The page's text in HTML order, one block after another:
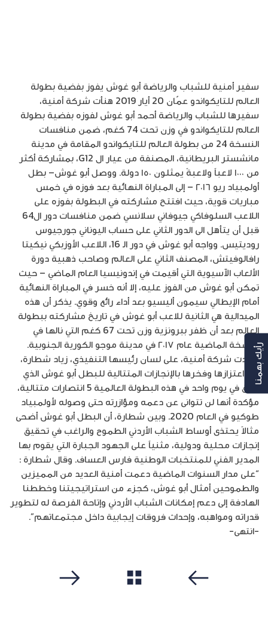
سفير أمنية للشباب والرياضة أبو غوش يفوز بفضية بطولة
العالم للتايكواندو عمّان 20 أيار 2019 هنأت شركة أمنية،
سفيرها للشباب والرياضة أحمد أبو غوش لفوزه بفضية بطولة
العالم للتايكواندو في وزن تحت 74 كغم، ضمن منافسات
النسخة 24 من بطولة العالم للتايكواندو المقامة في مدينة
مانشستر البريطانية، المصنفة من عيار ال G12، بمشاركة أكثر
من ١٠٠٠ لاعباً ولاعبةً يمثلون ١٥٠ دولة. ووصل أبو غوش– بطل
أولمبياد ريو ٢٠١٦ – إلى المباراة النهائية بعد فوزه في خمس
مباريات قوية، حيث افتتح مشاركته في البطولة بفوزه على
اللاعب السلوفاكي جيوفاني سلانسي ضمن منافسات دور ال64
قبل أن يتأهل الى الدور الثاني على حساب اليوناني جورجيوس
روديتيس. وواجه أبو غوش في دور الـ 16، اللاعب الأوزبكي نيكيتا
رافالوفيتش، المصنف الثاني على العالم وصاحب ذهبية دورة
الألعاب الآسيوية التي أقيمت في إندونيسيا العام الماضي – حيث
تمكن أبو غوش من الفوز عليه، إلا أنه خسر في المباراة النهائية
أمام الإيطالي سيمون أليسيو بعد أداء رائع وقوي. يذكر أن هذه
الميدالية هي الثانية للاعب أبو غوش في تاريخ مشاركته ببطولة
العالم بعد أن ظفر ببرونزية وزن تحت 67 كغم التي نالها في
النسخة الماضية عام ٢٠١٧ في مدينة موجو الكورية الجنوبية.
وأكدت شركة أمنية، على لسان رئيسها التنفيذي، زياد شطارة،
عن اعتزازها وفخرها بالإنجازات المتتالية للبطل أبو غوش الذي
حقق في يوم واحد في هذه البطولة العالمية 5 انتصارات متتالية،
مؤكدة أنها لن تتوانى عن دعمه ومؤازرته حتى وصوله لأولمبياد
طوكيو في العام 2020. وبين شطارة، أن البطل أبو غوش أضحى
مثالاً يحتذى أوساط الشباب الأردني الطموح والراغب في تحقيق
إنجازات محلية ودولية، مثنياً على الجهود الجبارة التي يقوم بها
المدير الفني للمنتخبات الوطنية فارس العساف. وقال شطارة :
“على مدار السنوات الماضية دعمت أمنية العديد من المميزين
والطموحين أمثال أبو غوش، كجزء من استراتيجيتنا وخططنا
الهادفة إلى دعم إمكانات الشباب الأردني وإتاحة الفرصة له لتطوير
قدراته ومواهبه، وإحداث فروقات إيجابية داخل مجتمعاتهم”.
-انتهى-
رأيك بهمنا